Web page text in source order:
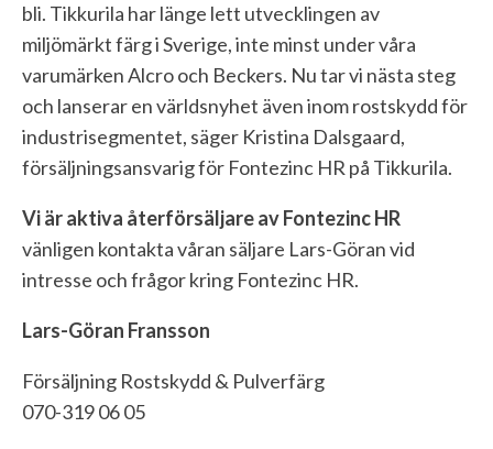
bli. Tikkurila har länge lett utvecklingen av
miljömärkt färg i Sverige, inte minst under våra
varumärken Alcro och Beckers. Nu tar vi nästa steg
och lanserar en världsnyhet även inom rostskydd för
industrisegmentet, säger Kristina Dalsgaard,
försäljningsansvarig för Fontezinc HR på Tikkurila.
Vi är aktiva återförsäljare av Fontezinc HR
vänligen kontakta våran säljare Lars-Göran vid
intresse och frågor kring Fontezinc HR.
Lars-Göran Fransson
Försäljning Rostskydd & Pulverfärg
070-319 06 05